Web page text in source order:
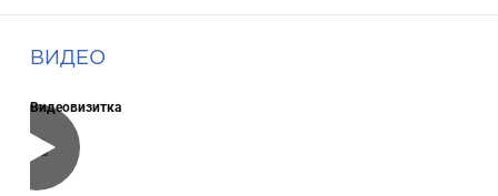
ВИДЕО
Видеовизитка